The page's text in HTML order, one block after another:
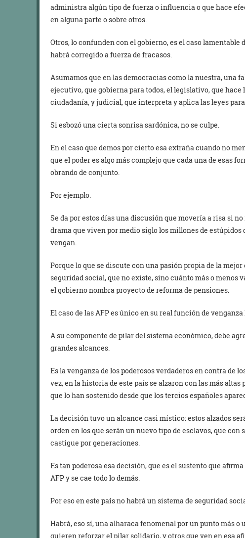
administra algún tipo de fuerza o influencia o que hace
en alguna parte o sobre otros.
Otros, lo confunden con el gobierno, es el caso lamentable
habrá corregido a fuerza de fracasos.
Asumamos que en las democracias como la nuestra, una
ejecutivo, que gobierna para todos, el legislativo, que hace
ciudadanía, y judicial, que interpreta y aplica las leyes
Si esbozó una cierta sonrisa sardónica, no se culpe.
En el caso que demos por cierto esa extraña cuando no
que el poder es algo más complejo que cada una de esas
obrando de conjunto.
Por ejemplo.
Se da por estos días una discusión que movería a risa si
drama que viven por medio siglo los millones de estúpidos
vengan.
Porque lo que se discute con una pasión propia de la
seguridad social, que no existe, sino cuánto más o menos
el gobierno nombra proyecto de reforma de pensiones.
El caso de las AFP es único en su real función de
A su componente de pilar del sistema económico, debe
grandes alcances.
Es la venganza de los poderosos verdaderos en contra de
vez, en la historia de este país se alzaron con las más
que lo han sostenido desde que los tercios españoles
La decisión tuvo un alcance casi místico: estos alzados
orden en los que serán un nuevo tipo de esclavos, que
castigue por generaciones.
Es tan poderosa esa decisión, que es el sustento que
AFP y se cae todo lo demás.
Por eso en este país no habrá un sistema de seguridad
Habrá, eso sí, una alharaca fenomenal por un punto más o
quieren reforzar el pilar solidario, y otros que ven en esa